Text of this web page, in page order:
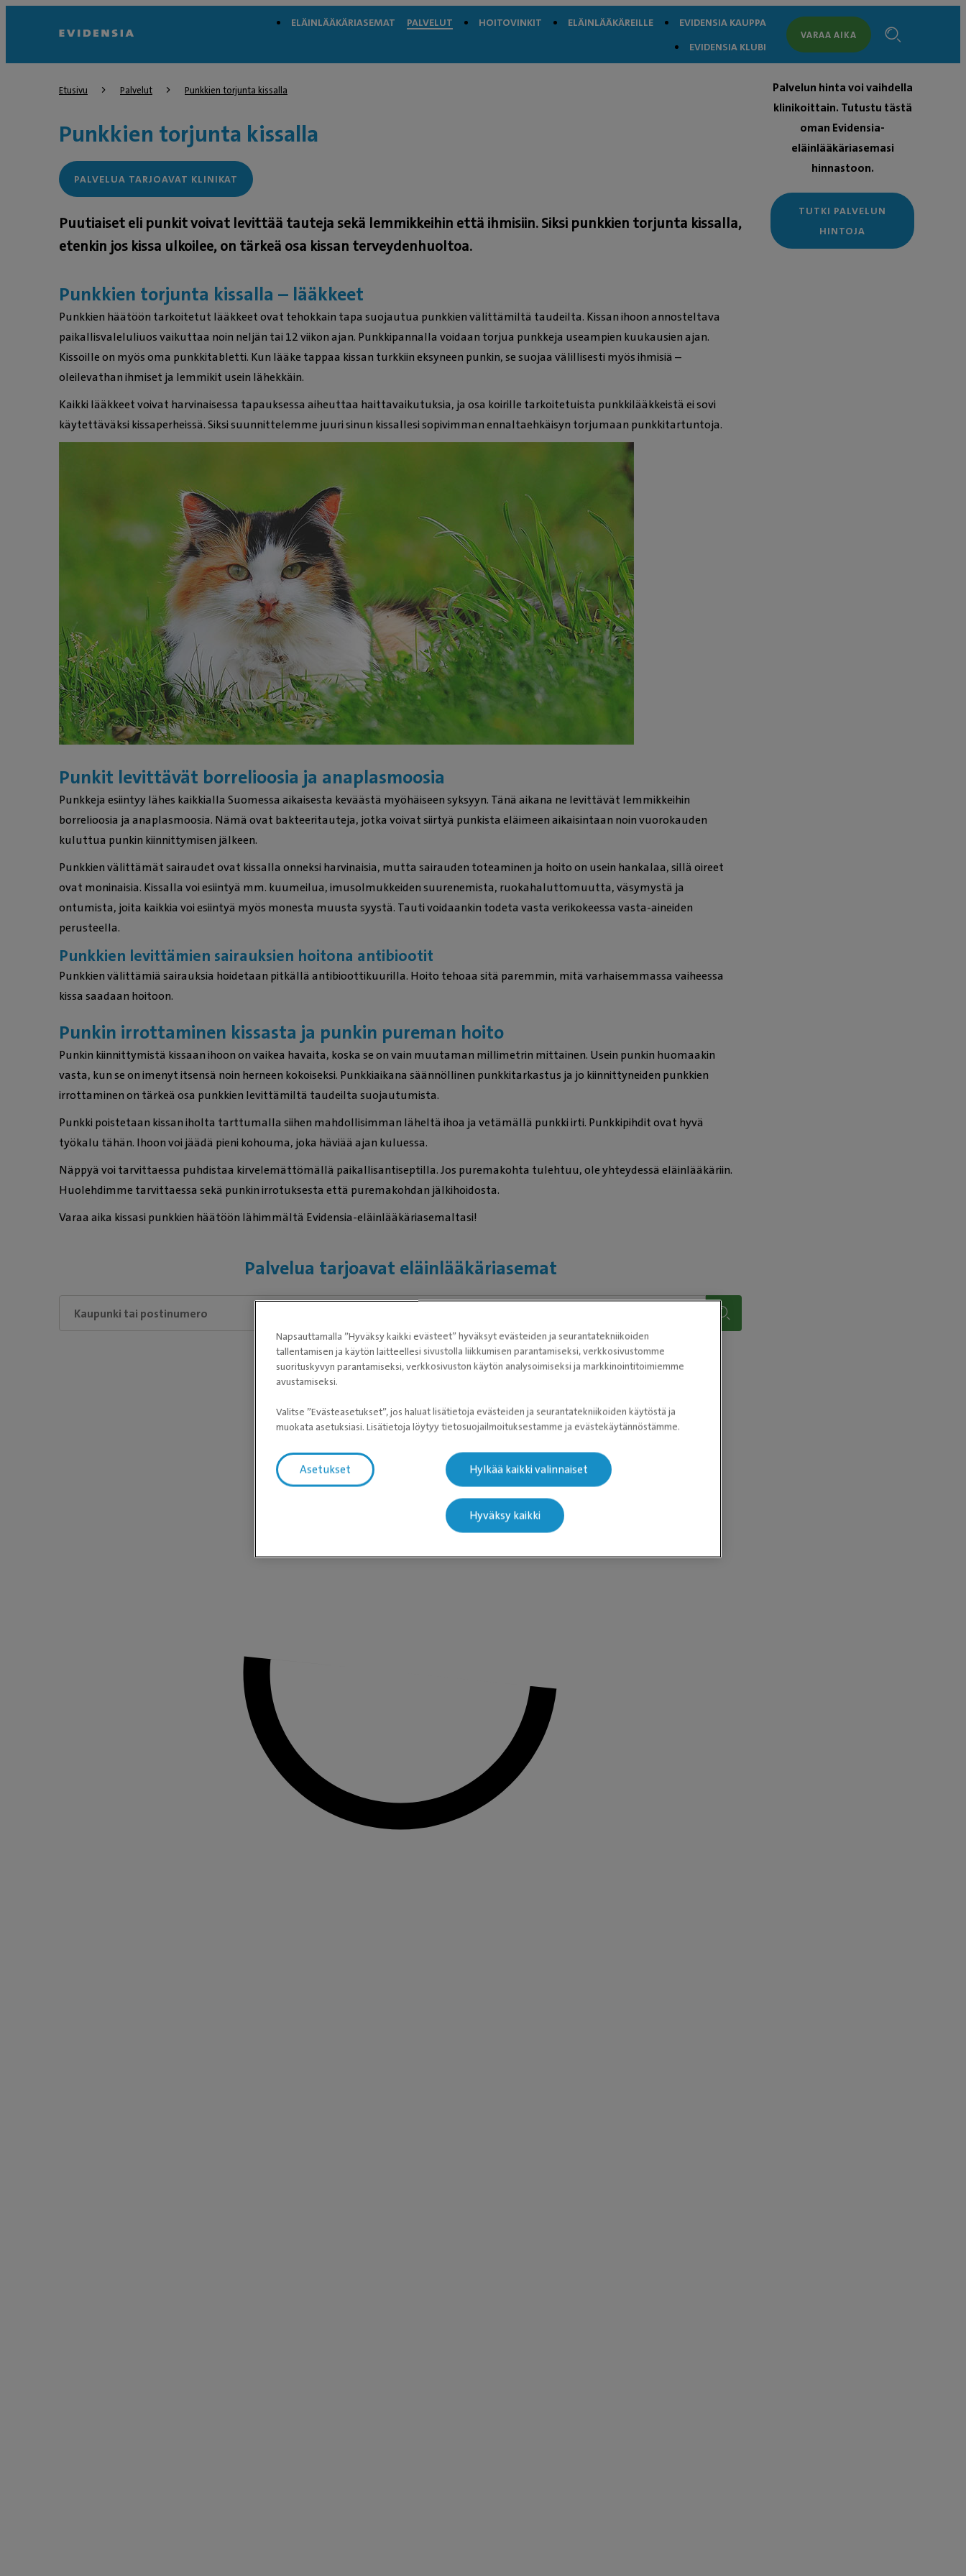
ELÄINLÄÄKÄRIASEMAT PALVELUT HOITOVINKIT ELÄINLÄÄKÄREILLE
EVIDENSIA KAUPPA
EVIDENSIA KLUBI
VARAA AIKA
Etusivu Palvelut Punkkien torjunta kissalla
Punkkien torjunta kissalla
PALVELUA TARJOAVAT KLINIKAT
Puutiaiset eli punkit voivat levittää tauteja sekä lemmikkeihin että ihmisiin. Siksi punkkien torjunta kissalla,
etenkin jos kissa ulkoilee, on tärkeä osa kissan terveydenhuoltoa.
Punkkien torjunta kissalla – lääkkeet
Punkkien häätöön tarkoitetut lääkkeet ovat tehokkain tapa suojautua punkkien välittämiltä taudeilta. Kissan ihoon annosteltava
paikallisvaleluliuos vaikuttaa noin neljän tai 12 viikon ajan. Punkkipannalla voidaan torjua punkkeja useampien kuukausien ajan.
Kissoille on myös oma punkkitabletti. Kun lääke tappaa kissan turkkiin eksyneen punkin, se suojaa välillisesti myös ihmisiä –
oleilevathan ihmiset ja lemmikit usein lähekkäin.
Kaikki lääkkeet voivat harvinaisessa tapauksessa aiheuttaa haittavaikutuksia, ja osa koirille tarkoitetuista punkkilääkkeistä ei sovi
käytettäväksi kissaperheissä. Siksi suunnittelemme juuri sinun kissallesi sopivimman ennaltaehkäisyn torjumaan punkkitartuntoja.
Punkit levittävät borrelioosia ja anaplasmoosia
Punkkeja esiintyy lähes kaikkialla Suomessa aikaisesta keväästä myöhäiseen syksyyn. Tänä aikana ne levittävät lemmikkeihin
borrelioosia ja anaplasmoosia. Nämä ovat bakteeritauteja, jotka voivat siirtyä punkista eläimeen aikaisintaan noin vuorokauden
kuluttua punkin kiinnittymisen jälkeen.
Punkkien välittämät sairaudet ovat kissalla onneksi harvinaisia, mutta sairauden toteaminen ja hoito on usein hankalaa, sillä oireet
ovat moninaisia. Kissalla voi esiintyä mm. kuumeilua, imusolmukkeiden suurenemista, ruokahaluttomuutta, väsymystä ja
ontumista, joita kaikkia voi esiintyä myös monesta muusta syystä. Tauti voidaankin todeta vasta verikokeessa vasta-aineiden
perusteella.
Punkkien levittämien sairauksien hoitona antibiootit
Punkkien välittämiä sairauksia hoidetaan pitkällä antibioottikuurilla. Hoito tehoaa sitä paremmin, mitä varhaisemmassa vaiheessa
kissa saadaan hoitoon.
Punkin irrottaminen kissasta ja punkin pureman hoito
Punkin kiinnittymistä kissaan ihoon on vaikea havaita, koska se on vain muutaman millimetrin mittainen. Usein punkin huomaakin
vasta, kun se on imenyt itsensä noin herneen kokoiseksi. Punkkiaikana säännöllinen punkkitarkastus ja jo kiinnittyneiden punkkien
irrottaminen on tärkeä osa punkkien levittämiltä taudeilta suojautumista.
Punkki poistetaan kissan iholta tarttumalla siihen mahdollisimman läheltä ihoa ja vetämällä punkki irti. Punkkipihdit ovat hyvä
työkalu tähän. Ihoon voi jäädä pieni kohouma, joka häviää ajan kuluessa.
Näppyä voi tarvittaessa puhdistaa kirvelemättömällä paikallisantiseptilla. Jos puremakohta tulehtuu, ole yhteydessä eläinlääkäriin.
Huolehdimme tarvittaessa sekä punkin irrotuksesta että puremakohdan jälkihoidosta.
Varaa aika kissasi punkkien häätöön lähimmältä Evidensia-eläinlääkäriasemaltasi!
Palvelua tarjoavat eläinlääkäriasemat
Palvelun hinta voi vaihdella
klinikoittain. Tutustu tästä
oman Evidensia-
eläinlääkäriasemasi
hinnastoon.
TUTKI PALVELUN
HINTOJA
Napsauttamalla ”Hyväksy kaikki evästeet” hyväksyt evästeiden ja seurantatekniikoiden
tallentamisen ja käytön laitteellesi sivustolla liikkumisen parantamiseksi, verkkosivustomme
suorituskyvyn parantamiseksi, verkkosivuston käytön analysoimiseksi ja markkinointitoimiemme
avustamiseksi.
Valitse ”Evästeasetukset”, jos haluat lisätietoja evästeiden ja seurantatekniikoiden käytöstä ja
muokata asetuksiasi. Lisätietoja löytyy tietosuojailmoituksestamme ja evästekäytännöstämme.
Asetukset Hylkää kaikki valinnaiset
Hyväksy kaikki